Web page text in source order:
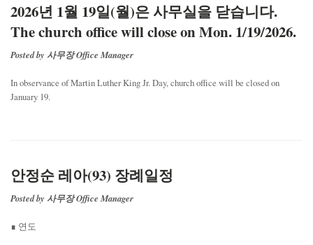
2026년 1월 19일(월)은 사무실을 닫습니다.
The church office will close on Mon. 1/19/2026.
Posted by 사무장 Office Manager
In observance of Martin Luther King Jr. Day, church office will be closed on
January 19.
안정순 레아(93) 장례일정
Posted by 사무장 Office Manager
∎ 연도